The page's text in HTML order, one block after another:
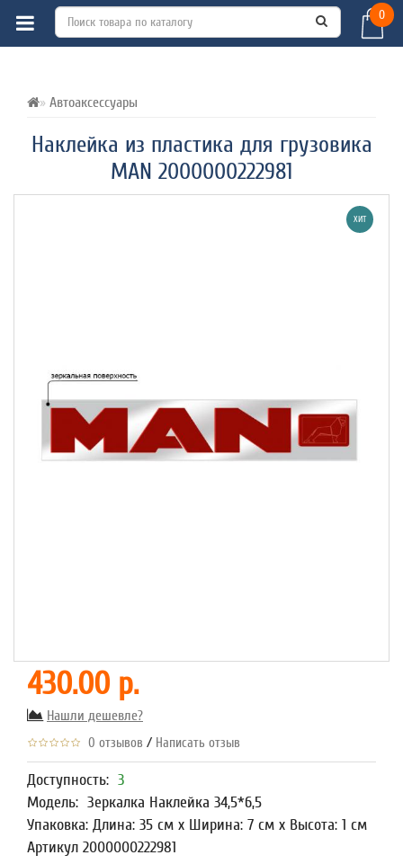
0
Автоаксессуары
Наклейка из пластика для грузовика
MAN 2000000222981
ВСЕ О ТОВАРЕ ХАРАКТЕРИСТИКИ
ХИТ
430.00 р.
Нашли дешевле?
0 отзывов / Написать отзыв
Доступность: 3
Модель: Зеркалка Наклейка 34,5*6,5
Упаковка: Длина: 35 см x Ширина: 7 см x Высота: 1 см
Артикул 2000000222981